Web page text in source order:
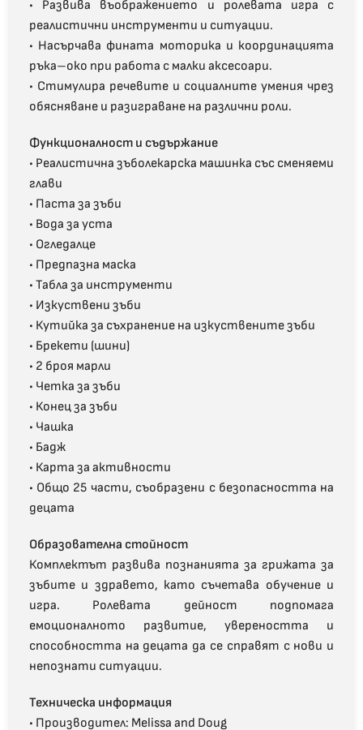
• Развива въображението и ролевата игра с
реалистични инструменти и ситуации.
• Насърчава фината моторика и координацията
ръка–око при работа с малки аксесоари.
• Стимулира речевите и социалните умения чрез
обясняване и разиграване на различни роли.
Функционалност и съдържание
• Реалистична зъболекарска машинка със сменяеми
глави
• Паста за зъби
• Вода за уста
• Огледалце
• Предпазна маска
• Табла за инструменти
• Изкуствени зъби
• Кутийка за съхранение на изкуствените зъби
• Брекети (шини)
• 2 броя марли
• Четка за зъби
• Конец за зъби
• Чашка
• Бадж
• Карта за активности
• Общо 25 части, съобразени с безопасността на
децата
Образователна стойност
Комплектът развива познанията за грижата за
зъбите и здравето, като съчетава обучение и
игра. Ролевата дейност подпомага
емоционалното развитие, увереността и
способността на децата да се справят с нови и
непознати ситуации.
Техническа информация
• Производител: Melissa and Doug